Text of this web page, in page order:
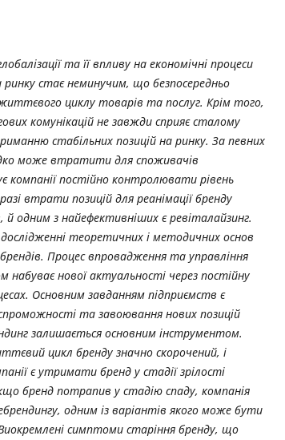
та її впливу на економічні процеси
ринку стає неминучим, що безпосередньо
циклу товарів та послуг. Крім того,
комунікацій не завжди сприяє сталому
стабільних позицій на ринку. За певних
може втратити для споживачів
компанії постійно контролювати рівень
втрати позицій для реанімації бренду
одним з найефективніших є ревіталайзинг.
теоретичних і методичних основ
Процес впровадження та управління
набуває нової актуальності через постійну
Основним завданням підприємств є
та завоювання нових позицій
залишається основним інструментом.
цикл бренду значно скорочений, і
є утримати бренд у стадії зрілості
бренд потрапив у стадію спаду, компанія
одним із варіантів якого може бути
симптоми старіння бренду, що